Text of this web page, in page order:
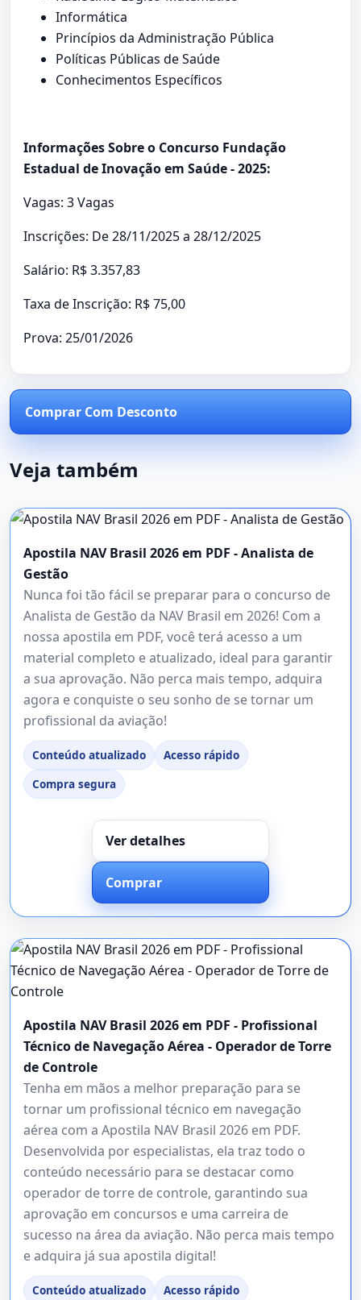
Informática
Princípios da Administração Pública
Políticas Públicas de Saúde
Conhecimentos Específicos
Informações Sobre o Concurso Fundação
Estadual de Inovação em Saúde - 2025:
Vagas: 3 Vagas
Inscrições: De 28/11/2025 a 28/12/2025
Salário: R$ 3.357,83
Taxa de Inscrição: R$ 75,00
Prova: 25/01/2026
Comprar Com Desconto
Veja também
Apostila NAV Brasil 2026 em PDF - Analista de
Gestão
Nunca foi tão fácil se preparar para o concurso de
Analista de Gestão da NAV Brasil em 2026! Com a
nossa apostila em PDF, você terá acesso a um
material completo e atualizado, ideal para garantir
a sua aprovação. Não perca mais tempo, adquira
agora e conquiste o seu sonho de se tornar um
profissional da aviação!
Conteúdo atualizado
Acesso rápido
Compra segura
Ver detalhes
Comprar
Apostila NAV Brasil 2026 em PDF - Profissional
Técnico de Navegação Aérea - Operador de Torre
de Controle
Tenha em mãos a melhor preparação para se
tornar um profissional técnico em navegação
aérea com a Apostila NAV Brasil 2026 em PDF.
Desenvolvida por especialistas, ela traz todo o
conteúdo necessário para se destacar como
operador de torre de controle, garantindo sua
aprovação em concursos e uma carreira de
sucesso na área da aviação. Não perca mais tempo
e adquira já sua apostila digital!
Conteúdo atualizado Acesso rápido